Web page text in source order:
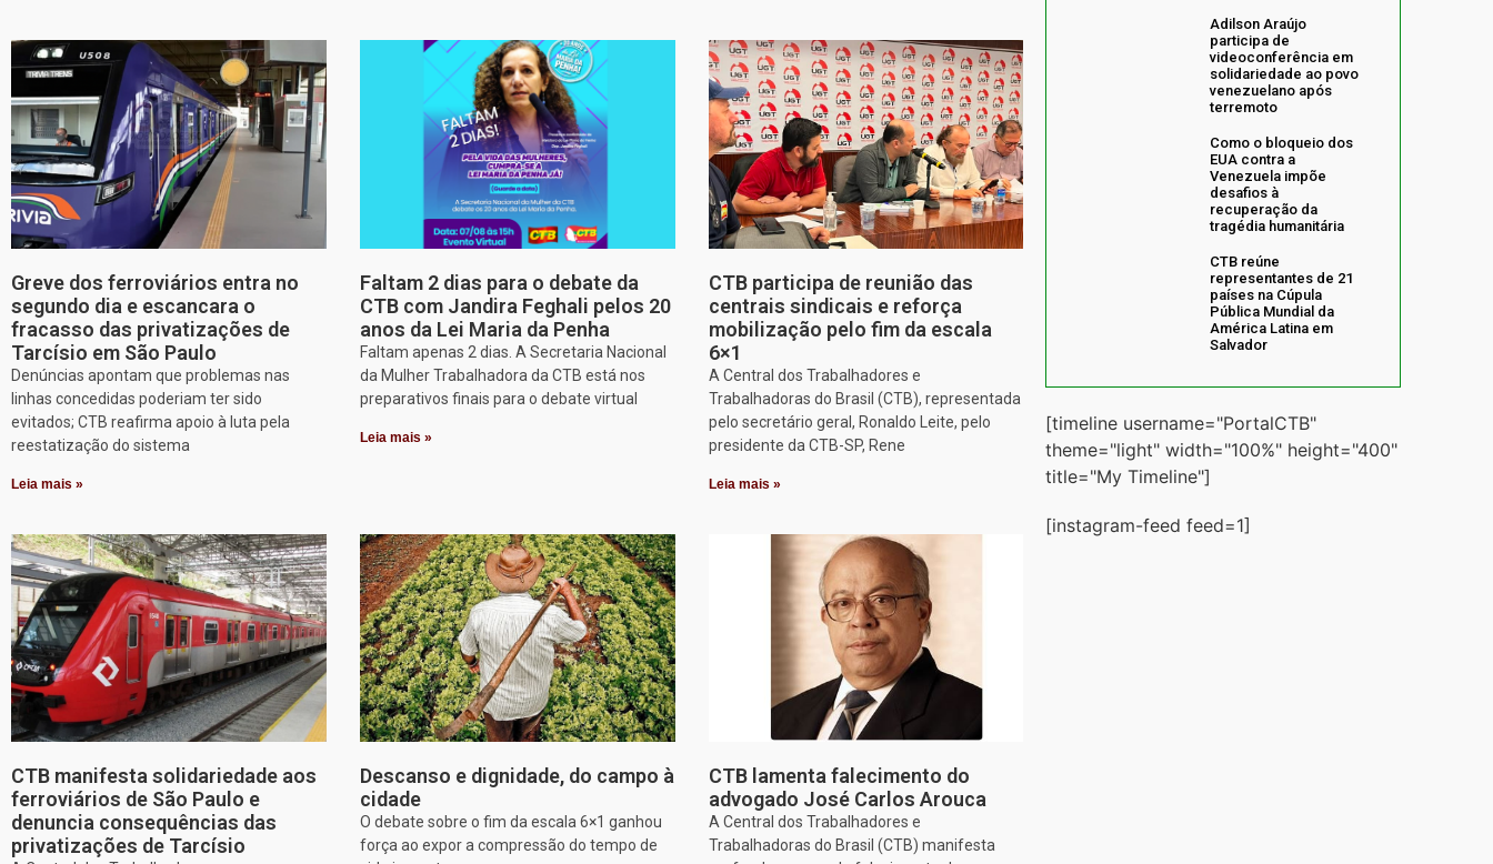
Greve dos ferroviários entra no
segundo dia e escancara o
fracasso das privatizações de
Tarcísio em São Paulo
Denúncias apontam que problemas nas
linhas concedidas poderiam ter sido
evitados; CTB reafirma apoio à luta pela
reestatização do sistema
Leia mais »
Faltam 2 dias para o debate da
CTB com Jandira Feghali pelos 20
anos da Lei Maria da Penha
Faltam apenas 2 dias. A Secretaria Nacional
da Mulher Trabalhadora da CTB está nos
preparativos finais para o debate virtual
Leia mais »
CTB participa de reunião das
centrais sindicais e reforça
mobilização pelo fim da escala
6×1
A Central dos Trabalhadores e
Trabalhadoras do Brasil (CTB), representada
pelo secretário geral, Ronaldo Leite, pelo
presidente da CTB-SP, Rene
Leia mais »
CTB manifesta solidariedade aos
ferroviários de São Paulo e
denuncia consequências das
privatizações de Tarcísio
Descanso e dignidade, do campo à
cidade
O debate sobre o fim da escala 6×1 ganhou
força ao expor a compressão do tempo de
CTB lamenta falecimento do
advogado José Carlos Arouca
A Central dos Trabalhadores e
Trabalhadoras do Brasil (CTB) manifesta
Adilson Araújo
participa de
videoconferência em
solidariedade ao povo
venezuelano após
terremoto
Como o bloqueio dos
EUA contra a
Venezuela impõe
desafios à
recuperação da
tragédia humanitária
CTB reúne
representantes de 21
países na Cúpula
Pública Mundial da
América Latina em
Salvador
[timeline username="PortalCTB"
theme="light" width="100%" height="400"
title="My Timeline"]
[instagram-feed feed=1]